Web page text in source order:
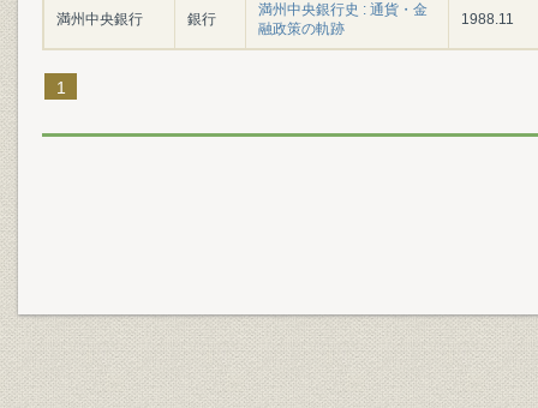
満州中央銀行 銀行
満州中央銀行史 : 通貨・金
融政策の軌跡
1988.11
1